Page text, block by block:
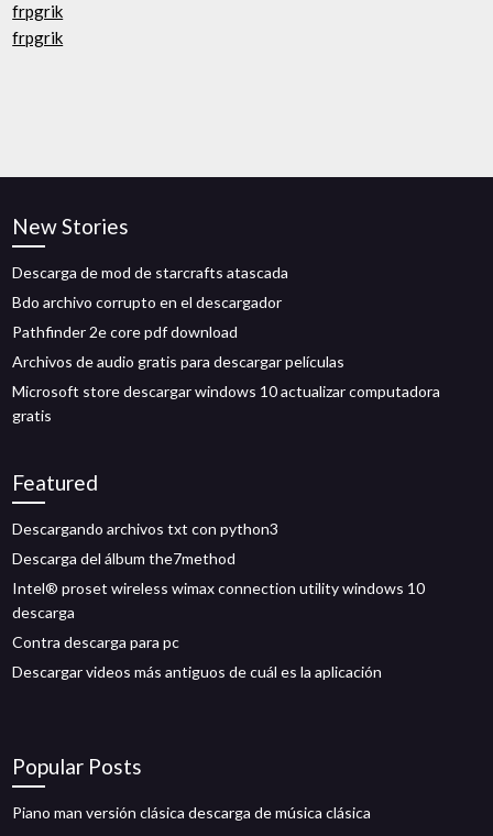
frpgrik
frpgrik
New Stories
Descarga de mod de starcrafts atascada
Bdo archivo corrupto en el descargador
Pathfinder 2e core pdf download
Archivos de audio gratis para descargar películas
Microsoft store descargar windows 10 actualizar computadora
gratis
Featured
Descargando archivos txt con python3
Descarga del álbum the7method
Intel® proset wireless wimax connection utility windows 10
descarga
Contra descarga para pc
Descargar videos más antiguos de cuál es la aplicación
Popular Posts
Piano man versión clásica descarga de música clásica